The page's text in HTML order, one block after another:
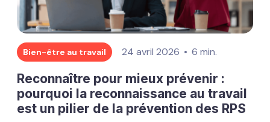
Bien-être au travail 24 avril 2026 6 min.
Reconnaître pour mieux prévenir :
pourquoi la reconnaissance au travail
est un pilier de la prévention des RPS